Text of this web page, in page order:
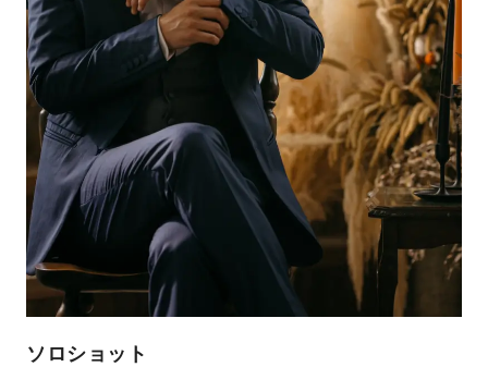
ソロショット